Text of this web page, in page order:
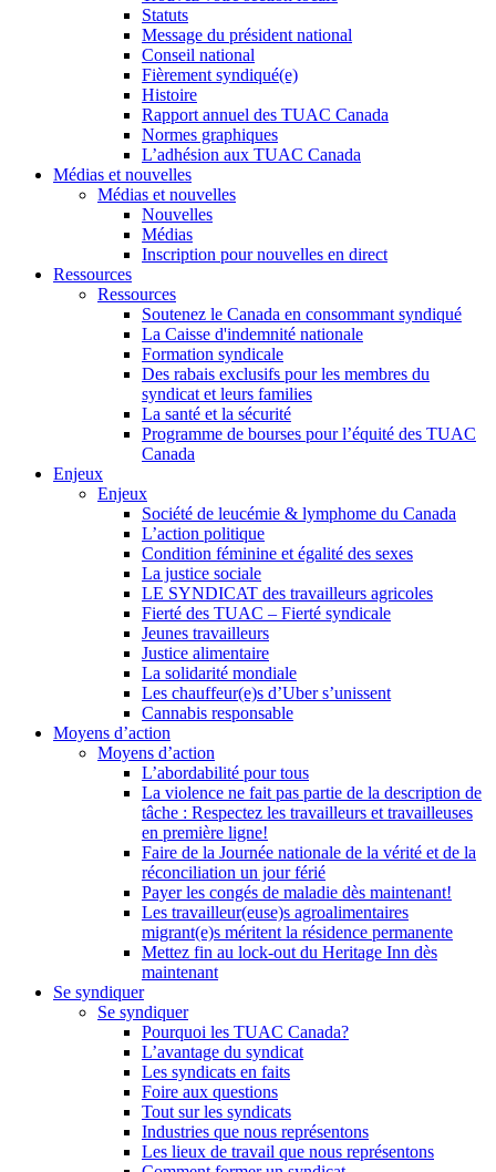
Statuts
Message du président national
Conseil national
Fièrement syndiqué(e)
Histoire
Rapport annuel des TUAC Canada
Normes graphiques
L’adhésion aux TUAC Canada
Médias et nouvelles
Médias et nouvelles
Nouvelles
Médias
Inscription pour nouvelles en direct
Ressources
Ressources
Soutenez le Canada en consommant syndiqué
La Caisse d'indemnité nationale
Formation syndicale
Des rabais exclusifs pour les membres du
syndicat et leurs families
La santé et la sécurité
Programme de bourses pour l’équité des TUAC
Canada
Enjeux
Enjeux
Société de leucémie & lymphome du Canada
L’action politique
Condition féminine et égalité des sexes
La justice sociale
LE SYNDICAT des travailleurs agricoles
Fierté des TUAC – Fierté syndicale
Jeunes travailleurs
Justice alimentaire
La solidarité mondiale
Les chauffeur(e)s d’Uber s’unissent
Cannabis responsable
Moyens d’action
Moyens d’action
L’abordabilité pour tous
La violence ne fait pas partie de la description de
tâche : Respectez les travailleurs et travailleuses
en première ligne!
Faire de la Journée nationale de la vérité et de la
réconciliation un jour férié
Payer les congés de maladie dès maintenant!
Les travailleur(euse)s agroalimentaires
migrant(e)s méritent la résidence permanente
Mettez fin au lock-out du Heritage Inn dès
maintenant
Se syndiquer
Se syndiquer
Pourquoi les TUAC Canada?
L’avantage du syndicat
Les syndicats en faits
Foire aux questions
Tout sur les syndicats
Industries que nous représentons
Les lieux de travail que nous représentons